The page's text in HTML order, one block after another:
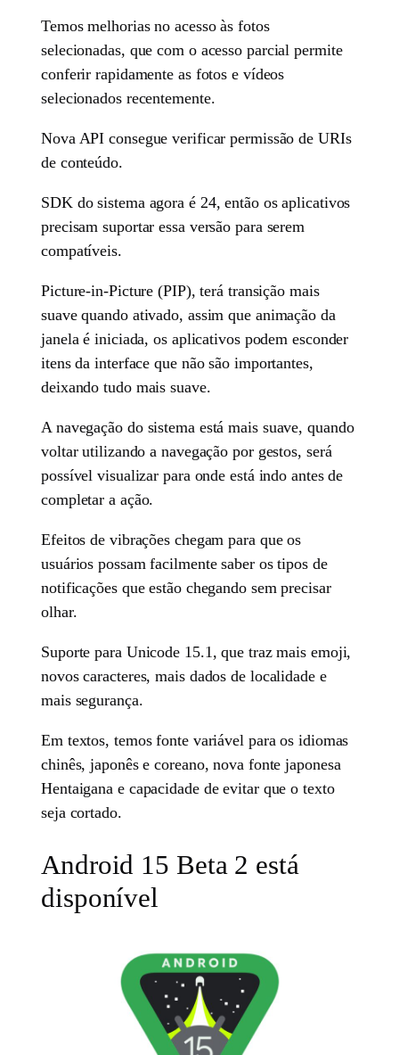
Temos melhorias no acesso às fotos
selecionadas, que com o acesso parcial permite
conferir rapidamente as fotos e vídeos
selecionados recentemente.
Nova API consegue verificar permissão de URIs
de conteúdo.
SDK do sistema agora é 24, então os aplicativos
precisam suportar essa versão para serem
compatíveis.
Picture-in-Picture (PIP), terá transição mais
suave quando ativado, assim que animação da
janela é iniciada, os aplicativos podem esconder
itens da interface que não são importantes,
deixando tudo mais suave.
A navegação do sistema está mais suave, quando
voltar utilizando a navegação por gestos, será
possível visualizar para onde está indo antes de
completar a ação.
Efeitos de vibrações chegam para que os
usuários possam facilmente saber os tipos de
notificações que estão chegando sem precisar
olhar.
Suporte para Unicode 15.1, que traz mais emoji,
novos caracteres, mais dados de localidade e
mais segurança.
Em textos, temos fonte variável para os idiomas
chinês, japonês e coreano, nova fonte japonesa
Hentaigana e capacidade de evitar que o texto
seja cortado.
Android 15 Beta 2 está
disponível